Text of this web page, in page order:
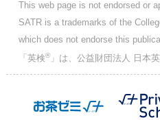
This web page is not endorsed or
SATR is a trademarks of the
which does not endorse this
「英検®」は、公益財団法人 日本